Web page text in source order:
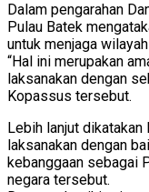
Dalam pengarahan
Pulau Batek
untuk menjaga
“Hal ini merupakan
laksanakan dengan
Kopassus tersebut.
Lebih lanjut dikatakan
laksanakan dengan
kebanggaan sebagai
negara tersebut.